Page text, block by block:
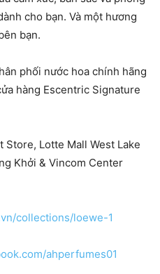
cho bạn. Và một hương
bạn.
phối nước hoa chính hãng
hàng Escentric Signature
Store, Lotte Mall West Lake
Khởi & Vincom Center
collections/loewe-1
ahperfumes01